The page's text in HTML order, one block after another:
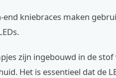
end kniebraces maken
zijn ingebouwd in de
Het is essentieel dat de